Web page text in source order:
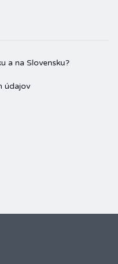
a na Slovensku?
údajov